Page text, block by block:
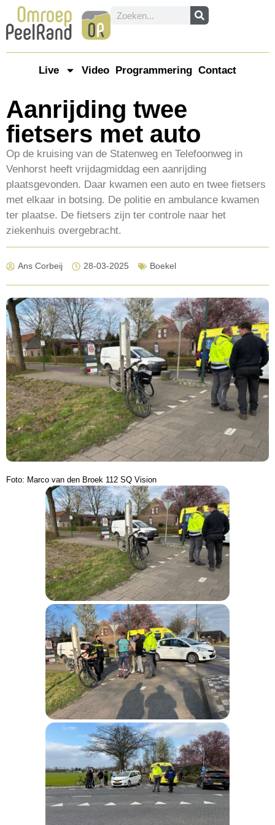
Live Video Programmering Contact
Aanrijding twee
fietsers met auto
Op de kruising van de Statenweg en Telefoonweg in
Venhorst heeft vrijdagmiddag een aanrijding
plaatsgevonden. Daar kwamen een auto en twee fietsers
met elkaar in botsing. De politie en ambulance kwamen
ter plaatse. De fietsers zijn ter controle naar het
ziekenhuis overgebracht.
Ans Corbeij 28-03-2025 Boekel
Foto: Marco van den Broek 112 SQ Vision